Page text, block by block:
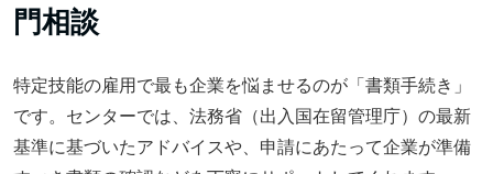
門相談
特定技能の雇用で最も企業を悩ませるのが「書類手続き」
です。センターでは、法務省（出入国在留管理庁）の最新
基準に基づいたアドバイスや、申請にあたって企業が準備